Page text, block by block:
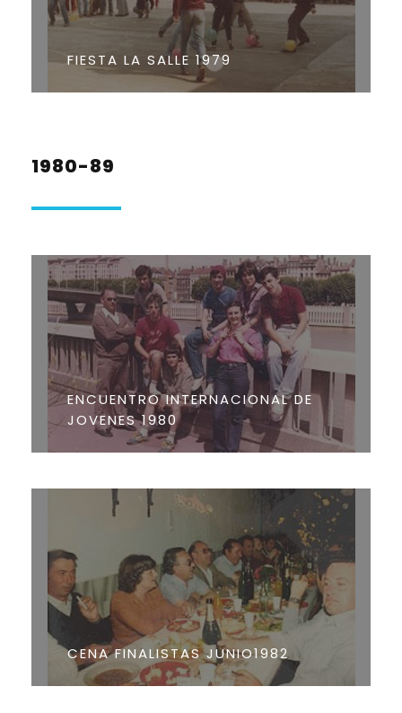
FIESTA LA SALLE 1979
1980-89
ENCUENTRO INTERNACIONAL DE
JOVENES 1980
CENA FINALISTAS JUNIO1982